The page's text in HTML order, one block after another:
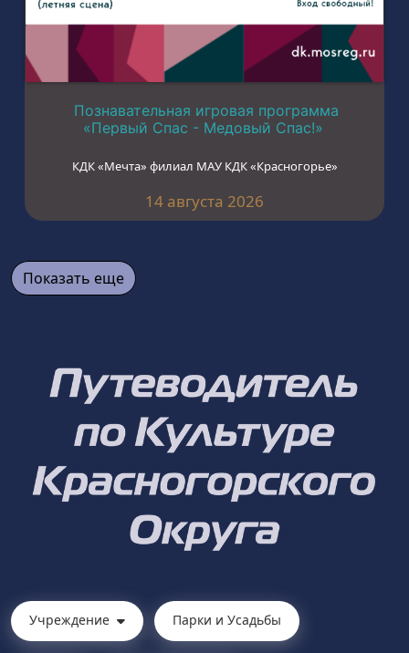
Познавательная игровая программа
«Первый Спас - Медовый Спас!»
КДК «Мечта» филиал МАУ КДК «Красногорье»
14 августа 2026
Показать еще
Учреждение Парки и Усадьбы